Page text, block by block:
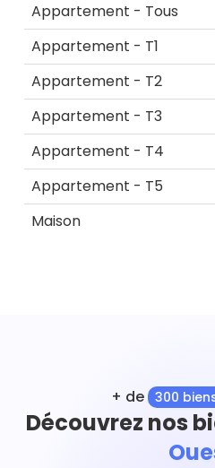
Appartement - Tous
Appartement - T1
Appartement - T2
Appartement - T3
Appartement - T4
Appartement - T5
Maison
+ de 300
Découvrez nos